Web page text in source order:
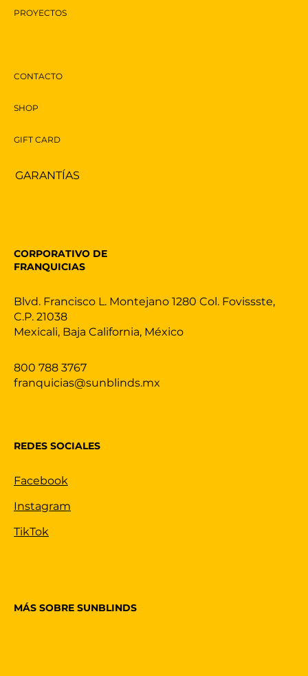
PROYECTOS
CONTACTO
SHOP
GIFT CARD
GARANTÍAS
800 788 3767
franquicias@sunblinds.mx
Blvd. Francisco L. Montejano 1280 Col. Fovissste,
C.P. 21038
Mexicali, Baja California, México
CORPORATIVO DE
FRANQUICIAS
REDES SOCIALES
Facebook
Instagram
TikTok
MÁS SOBRE SUNBLINDS